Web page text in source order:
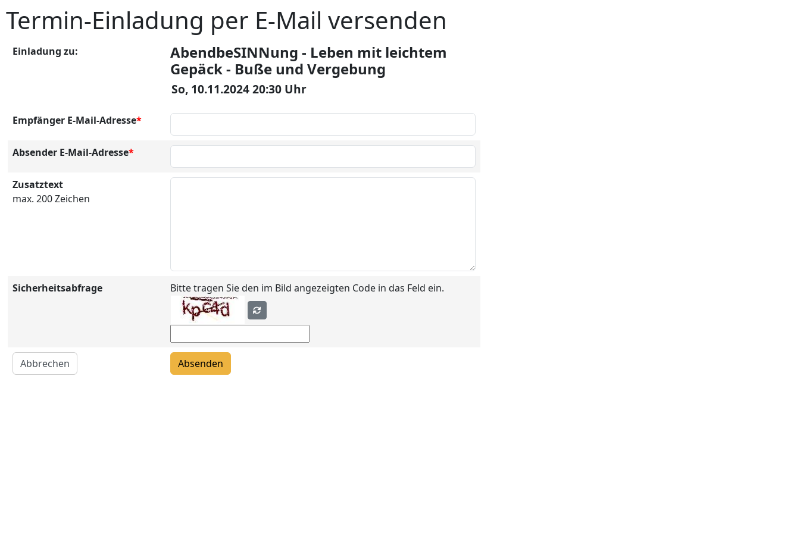
Termin-Einladung per E-Mail versenden
Einladung zu:
AbendbeSINNung - Leben mit leichtem
Gepäck - Buße und Vergebung
So, 10.11.2024 20:30 Uhr
Empfänger E-Mail-Adresse*
Absender E-Mail-Adresse*
Zusatztext
max. 200 Zeichen
Sicherheitsabfrage Bitte tragen Sie den im Bild angezeigten Code in das Feld ein.
Abbrechen Absenden